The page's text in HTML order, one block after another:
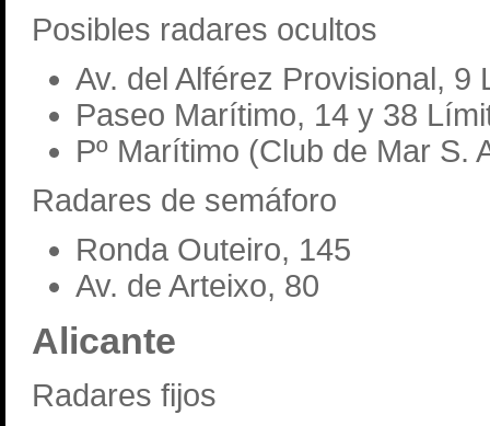
Posibles radares ocultos
Av. del Alférez Provisional, 9
Paseo Marítimo, 14 y 38
Pº Marítimo (Club de Mar S.
Radares de semáforo
Ronda Outeiro, 145
Av. de Arteixo, 80
Alicante
Radares fijos